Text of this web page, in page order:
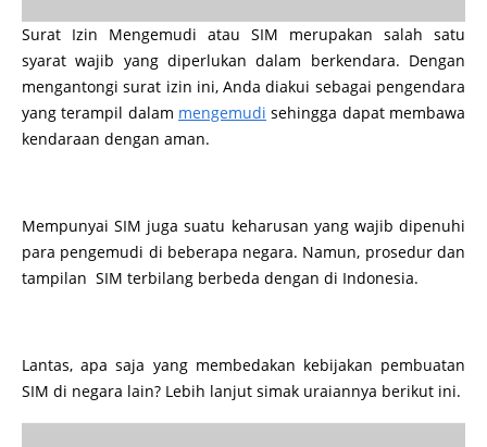
Surat Izin Mengemudi atau SIM merupakan salah satu
syarat wajib yang diperlukan dalam berkendara. Dengan
mengantongi surat izin ini, Anda diakui sebagai pengendara
yang terampil dalam mengemudi sehingga dapat membawa
kendaraan dengan aman.
Mempunyai SIM juga suatu keharusan yang wajib dipenuhi
para pengemudi di beberapa negara. Namun, prosedur dan
tampilan SIM terbilang berbeda dengan di Indonesia.
Lantas, apa saja yang membedakan kebijakan pembuatan
SIM di negara lain? Lebih lanjut simak uraiannya berikut ini.